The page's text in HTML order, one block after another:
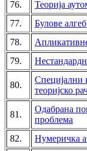
76.
Теорија
77.
Булове
78.
79.
80.
Специјални
теоријско
81.
Одабрана
проблема
82. Нумеричка